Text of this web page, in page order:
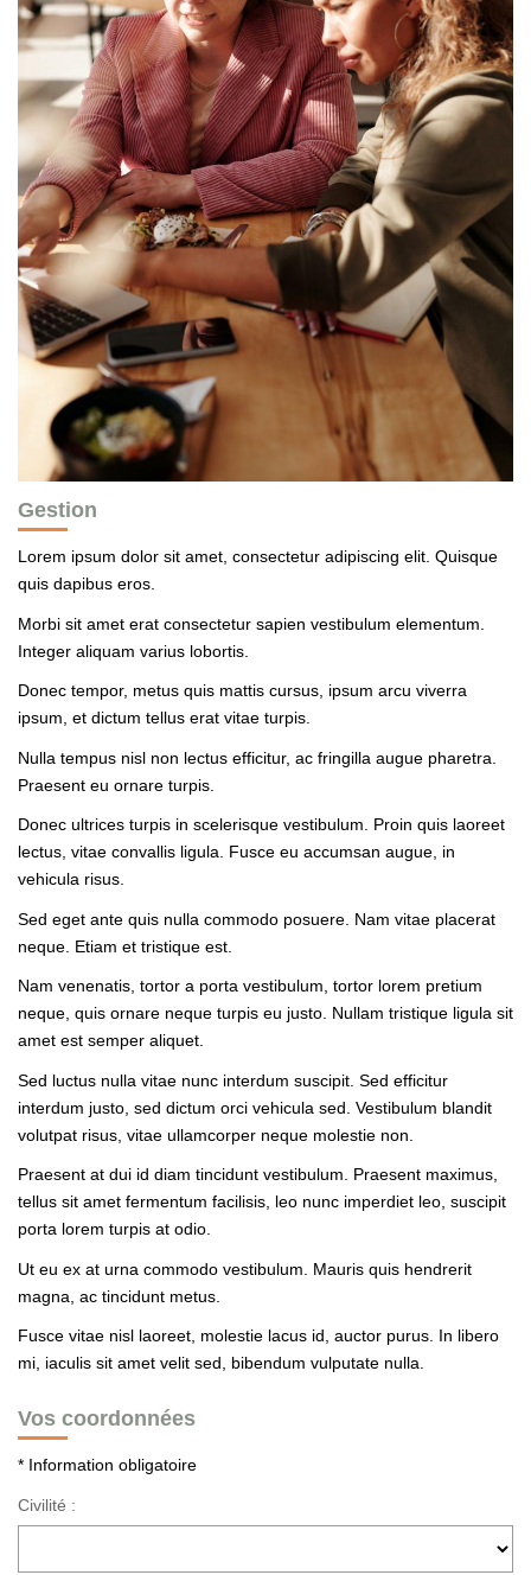
Notre Équipe
Nous Rejoindre
CONTACT
Gestion
Lorem ipsum dolor sit amet, consectetur adipiscing elit. Quisque
quis dapibus eros.
Morbi sit amet erat consectetur sapien vestibulum elementum.
Integer aliquam varius lobortis.
Donec tempor, metus quis mattis cursus, ipsum arcu viverra
ipsum, et dictum tellus erat vitae turpis.
Nulla tempus nisl non lectus efficitur, ac fringilla augue pharetra.
Praesent eu ornare turpis.
Donec ultrices turpis in scelerisque vestibulum. Proin quis laoreet
lectus, vitae convallis ligula. Fusce eu accumsan augue, in
vehicula risus.
Sed eget ante quis nulla commodo posuere. Nam vitae placerat
neque. Etiam et tristique est.
Nam venenatis, tortor a porta vestibulum, tortor lorem pretium
neque, quis ornare neque turpis eu justo. Nullam tristique ligula sit
amet est semper aliquet.
Sed luctus nulla vitae nunc interdum suscipit. Sed efficitur
interdum justo, sed dictum orci vehicula sed. Vestibulum blandit
volutpat risus, vitae ullamcorper neque molestie non.
Praesent at dui id diam tincidunt vestibulum. Praesent maximus,
tellus sit amet fermentum facilisis, leo nunc imperdiet leo, suscipit
porta lorem turpis at odio.
Ut eu ex at urna commodo vestibulum. Mauris quis hendrerit
magna, ac tincidunt metus.
Fusce vitae nisl laoreet, molestie lacus id, auctor purus. In libero
mi, iaculis sit amet velit sed, bibendum vulputate nulla.
Vos coordonnées
* Information obligatoire
Civilité :